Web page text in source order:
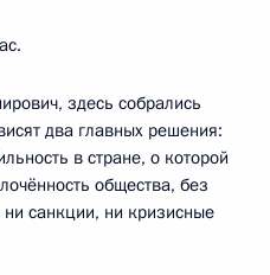
здесь собрались
два главных решения:
в стране, о которой
общества, без
санкции, ни кризисные